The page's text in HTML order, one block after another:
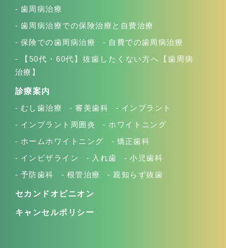
歯周病治療
歯周病治療での保険治療と自費治療
保険での歯周病治療 自費での歯周病治療
【50代・60代】抜歯したくない方へ【歯周病
治療】
診療案内
むし歯治療 審美歯科 インプラント
インプラント周囲炎 ホワイトニング
ホームホワイトニング 矯正歯科
インビザライン 入れ歯 小児歯科
予防歯科 根管治療 親知らず抜歯
セカンドオピニオン
キャンセルポリシー